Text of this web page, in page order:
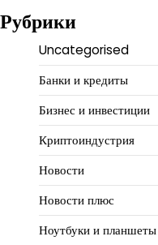
Рубрики
Uncategorised
Банки и кредиты
Бизнес и инвестиции
Криптоиндустрия
Новости
Новости плюс
Ноутбуки и планшеты